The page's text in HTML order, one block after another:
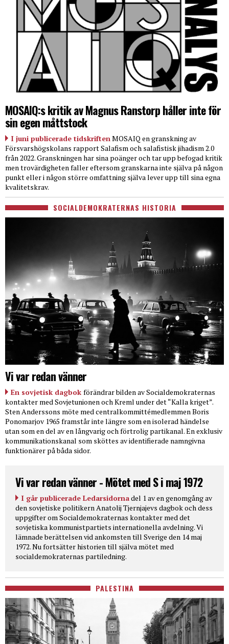
MOSAIQ:s kritik av Magnus Ranstorp håller inte för
sin egen måttstock
I juni publicerade tidskriftenMOSAIQ en granskning av
Försvarshögskolans rapport Salafism och salafistisk jihadism 2.0
från 2022. Granskningen har sina poänger och tar upp befogad kritik
men trovärdigheten faller eftersom granskarna inte själva på någon
punkt eller i någon större omfattning själva lever upp till sina egna
kvalitetskrav.
SOCIALDEMOKRATERNAS HISTORIA
Vi var redan vänner
En sovjetisk dagbok förändrar bilden av Socialdemokraternas
kontakter med Sovjetunionen och Kreml under det “Kalla kriget”.
Sten Anderssons möte med centralkommittémedlemmen Boris
Ponomarjov 1965 framstår inte längre som en isolerad händelse
utan som en del av en långvarig och förtrolig partikanal. En exklusiv
kommunikationskanal som sköttes av identifierade namngivna
funktionärer på båda sidor.
Vi var redan vänner - Mötet med S i maj 1972
I går publicerade Ledarsidornadel 1 av en genomgång av
den sovjetiske politikern Anatolij Tjernjajevs dagbok och dess
uppgifter om Socialdemokraternas kontakter med det
sovjetiska kommunistpartiets internationella avdelning. Vi
lämnade berättelsen vid ankomsten till Sverige den 14 maj
1972. Nu fortsätter historien till själva mötet med
socialdemokraternas partiledning.
PALESTINA